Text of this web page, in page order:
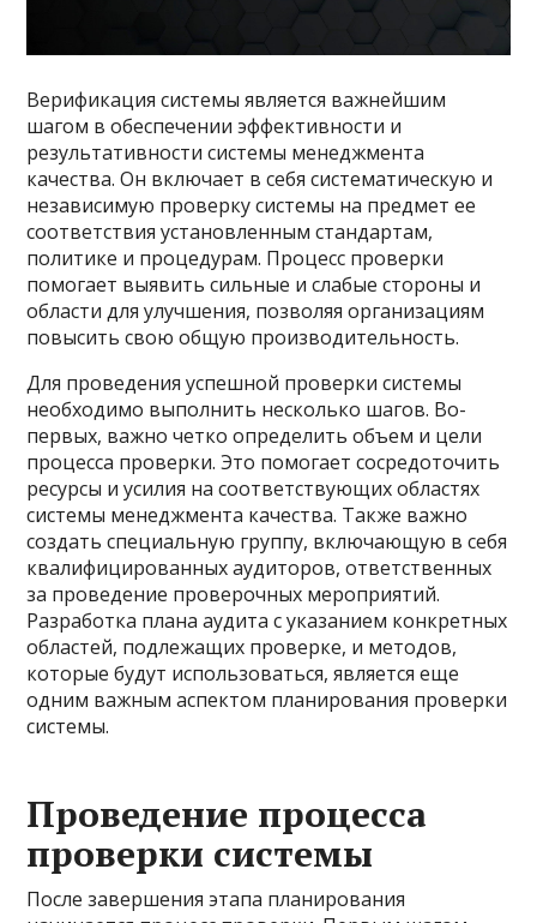
Верификация системы является важнейшим
шагом в обеспечении эффективности и
результативности системы менеджмента
качества. Он включает в себя систематическую и
независимую проверку системы на предмет ее
соответствия установленным стандартам,
политике и процедурам. Процесс проверки
помогает выявить сильные и слабые стороны и
области для улучшения, позволяя организациям
повысить свою общую производительность.
Для проведения успешной проверки системы
необходимо выполнить несколько шагов. Во-
первых, важно четко определить объем и цели
процесса проверки. Это помогает сосредоточить
ресурсы и усилия на соответствующих областях
системы менеджмента качества. Также важно
создать специальную группу, включающую в себя
квалифицированных аудиторов, ответственных
за проведение проверочных мероприятий.
Разработка плана аудита с указанием конкретных
областей, подлежащих проверке, и методов,
которые будут использоваться, является еще
одним важным аспектом планирования проверки
системы.
Проведение процесса
проверки системы
После завершения этапа планирования